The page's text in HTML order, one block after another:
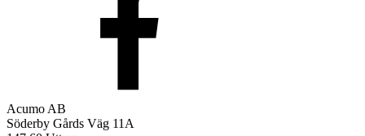
Acumo AB
Söderby Gårds Väg 11A